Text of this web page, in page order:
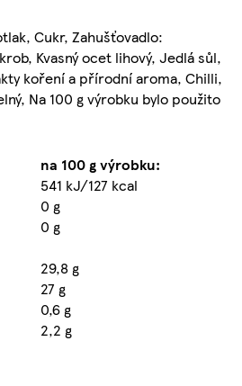
Cukr, Zahušťovadlo:
Kvasný ocet lihový, Jedlá sůl,
koření a přírodní aroma, Chilli,
Na 100 g výrobku bylo použito
na 100 g výrobku:
541 kJ/127 kcal
0 g
0 g
29,8 g
27 g
0,6 g
2,2 g